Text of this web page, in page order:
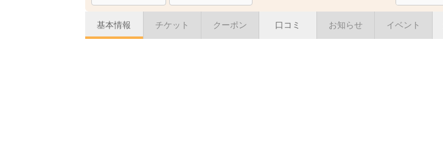
基本情報 チケット クーポン 口コミ お知らせ イベント